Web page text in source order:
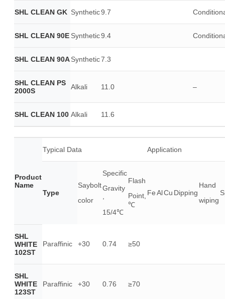
SHL CLEAN GK Synthetic9.7
SHL CLEAN 90E Synthetic9.4
SHL CLEAN 90ASynthetic7.3
SHL CLEAN PS
2000S
Alkali 11.0 –
SHL CLEAN 100 Alkali 11.6
Product
Name
Typical Data Application
Type
Saybolt
color
Specific
Gravity
15/4℃
Flash
Point,
℃
FeAlCu Dipping
Hand
wiping
SHL
WHITE
102ST
Paraffinic +30 0.74 ≥50
SHL
WHITE
123ST
Paraffinic +30 0.76 ≥70